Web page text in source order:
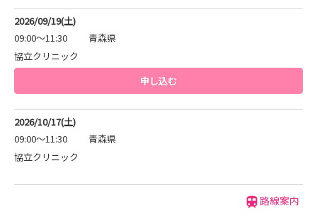
2026/09/19(土)
09:00～11:30
青森県
協立クリニック
申し込む
2026/10/17(土)
09:00～11:30
青森県
協立クリニック
路線案内